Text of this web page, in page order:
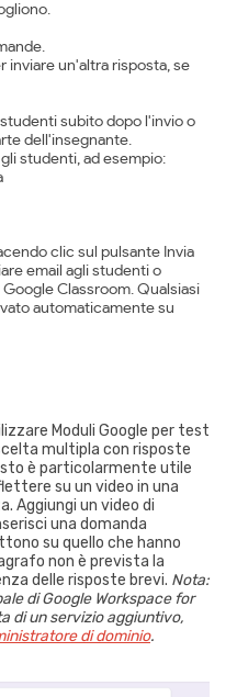
inviare un'altra risposta, se
subito dopo l'invio o
dell'insegnante.
studenti, ad esempio:
clic sul pulsante Invia
email agli studenti o
Classroom. Qualsiasi
automaticamente su
Moduli Google per test
multipla con risposte
è particolarmente utile
su un video in una
Aggiungi un video di
una domanda
su quello che hanno
non è prevista la
delle risposte brevi. Nota:
di Google Workspace for
di un servizio aggiuntivo,
di dominio.